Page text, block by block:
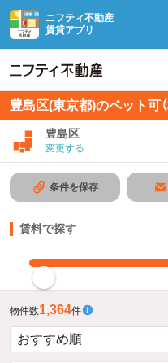
ニフティ不動産
賃貸アプリ
豊島区(東京都)のペット可
豊島区
変更する
条件を保存
賃料で探す
物件数1,364件